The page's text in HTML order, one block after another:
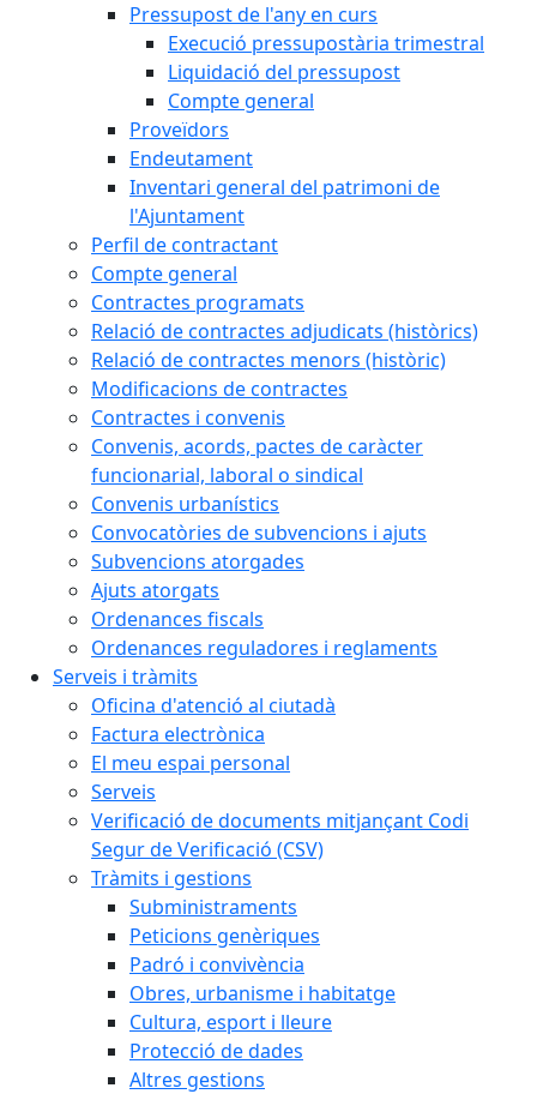
Pressupost de l'any en curs
Execució pressupostària trimestral
Liquidació del pressupost
Compte general
Proveïdors
Endeutament
Inventari general del patrimoni de
l'Ajuntament
Perfil de contractant
Compte general
Contractes programats
Relació de contractes adjudicats (històrics)
Relació de contractes menors (històric)
Modificacions de contractes
Contractes i convenis
Convenis, acords, pactes de caràcter
funcionarial, laboral o sindical
Convenis urbanístics
Convocatòries de subvencions i ajuts
Subvencions atorgades
Ajuts atorgats
Ordenances fiscals
Ordenances reguladores i reglaments
Serveis i tràmits
Oficina d'atenció al ciutadà
Factura electrònica
El meu espai personal
Serveis
Verificació de documents mitjançant Codi
Segur de Verificació (CSV)
Tràmits i gestions
Subministraments
Peticions genèriques
Padró i convivència
Obres, urbanisme i habitatge
Cultura, esport i lleure
Protecció de dades
Altres gestions